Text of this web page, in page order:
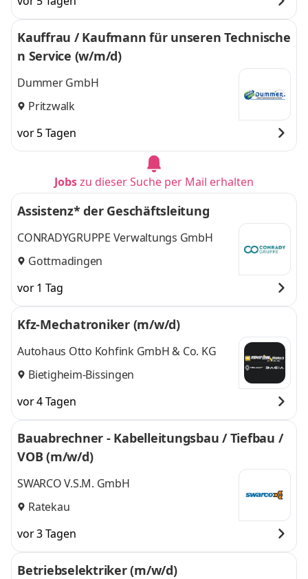
Kauffrau / Kaufmann für unseren Technische
n Service (w/m/d)
Dummer GmbH
Pritzwalk
vor 5 Tagen
Jobszu dieser Suche per Mail erhalten
Assistenz* der Geschäftsleitung
CONRADYGRUPPE Verwaltungs GmbH
Gottmadingen
vor 1 Tag
Kfz-Mechatroniker (m/w/d)
Autohaus Otto Kohfink GmbH & Co. KG
Bietigheim-Bissingen
vor 4 Tagen
Bauabrechner - Kabelleitungsbau / Tiefbau /
VOB (m/w/d)
SWARCO V.S.M. GmbH
Ratekau
vor 3 Tagen
Betriebselektriker (m/w/d)